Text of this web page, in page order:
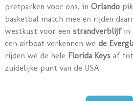
pretparken voor ons, in Orlando
basketbal match mee en rijden
westkust voor een strandverblijfin
een airboat verkennen we de
rijden we de hele Florida Keys af tot
zuidelijke punt van de USA.